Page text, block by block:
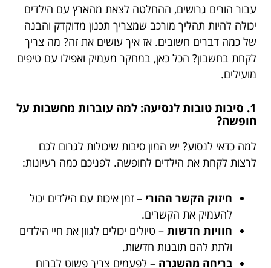
עבור הורים גרושים, ההחלטה לצאת מהארץ עם הילדים
יכולה להיות תהליך מורכב שמצריך תכנון מדוקדק והבנה
של כמה דברים חשובים. אז איך עושים את זה? מה צריך
לקחת בחשבון? הכל כאן, במחקר מעמיק ואפילו עם טיפים
מועילים.
1. סיבות טובות לנסיעה: למה עוברות מחשבות על
חופשה?
למה כדאי לנסוע? יש המון סיבות שיכולות לגרום לכם
לרצות לקחת את הילדים לחופשה. לפניכם כמה רעיונות:
חיזוק הקשר ההורי – זמן איכות עם הילדים יכול
להעמיק את הקשרים.
חוויות חדשות – טיולים יכולים לגוון את חיי הילדים
ולתת להם תובנות חדשות.
בריחה מהשגרה – לפעמים צריך פשוט לברוח